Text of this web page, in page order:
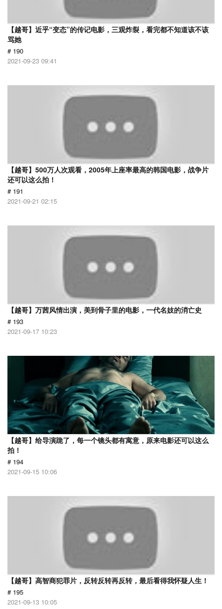
【越哥】近乎“变态”的传记电影，三观炸裂，看完都不知道该不该
骂她
# 190
2021-09-23 09:41
【越哥】500万人次观看，2005年上座率最高的韩国电影，战争片
还可以这么拍！
# 191
2021-09-21 02:15
【越哥】万茜风情出演，美到骨子里的电影，一代名妓的消亡史
# 193
2021-09-17 10:23
【越哥】给导演跪了，每一个镜头都有寓意，原来电影还可以这么
拍！
# 194
2021-09-15 10:06
【越哥】高智商犯罪片，反转反转再反转，最后看得我怀疑人生！
# 195
2021-09-13 10:05